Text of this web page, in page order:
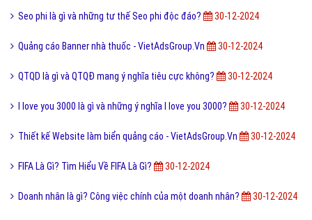
Seo phi là gì và những tư thế Seo phi độc đáo? 30-12-2024
Quảng cáo Banner nhà thuốc - VietAdsGroup.Vn 30-12-2024
QTQD là gì và QTQĐ mang ý nghĩa tiêu cực không? 30-12-2024
I love you 3000 là gì và những ý nghĩa I love you 3000? 30-12-2024
Thiết kế Website làm biển quảng cáo - VietAdsGroup.Vn 30-12-2024
FIFA Là Gì? Tìm Hiểu Về FIFA Là Gì? 30-12-2024
Doanh nhân là gì? Công việc chính của một doanh nhân? 30-12-2024